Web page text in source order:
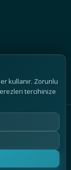
kullanır. Zorunlu
tercihinize